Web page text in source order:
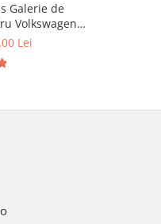
Galerie de
Volkswagen
Lei